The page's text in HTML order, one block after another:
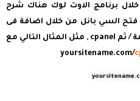
برنامج الاوت لوك هناك شرح
فتح السي بانل من خلال اضافة فى
نهاية رابط الموقع الخاص بك علامة / ثم cpanel , مثل المثال التالي مع